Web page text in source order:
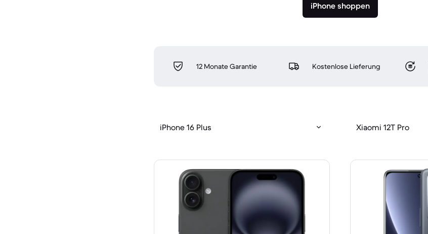
iPhone shoppen
12 Monate Garantie Kostenlose Lieferung
iPhone 16 Plus Xiaomi 12T Pro